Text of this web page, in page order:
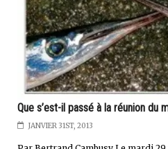
Que s’est-il passé à la réunion du
JANVIER 31ST, 2013